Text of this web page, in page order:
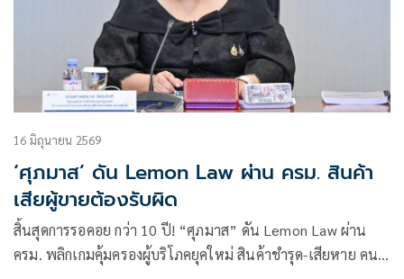
16 มิถุนายน 2569
‘ศุภมาส’ ดัน Lemon Law ผ่าน ครม. สินค้า
เสียผู้ขายต้องรับผิด
สิ้นสุดการรอคอย กว่า 10 ปี! “ศุภมาส” ดัน Lemon Law ผ่าน
ครม. พลิกเกมคุ้มครองผู้บริโภคยุคใหม่ สินค้าชำรุด-เสียหาย คน